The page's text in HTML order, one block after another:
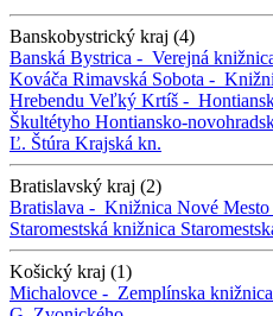
Banskobystrický kraj (4)
Banská Bystrica - Verejná
Kováča Rimavská Sobota -
Hrebendu Veľký Krtíš -
Škultétyho Hontiansko-
Ľ. Štúra Krajská kn.
Bratislavský kraj (2)
Bratislava - Knižnica Nové Mesto
Staromestská knižnica
Košický kraj (1)
Michalovce - Zemplínska